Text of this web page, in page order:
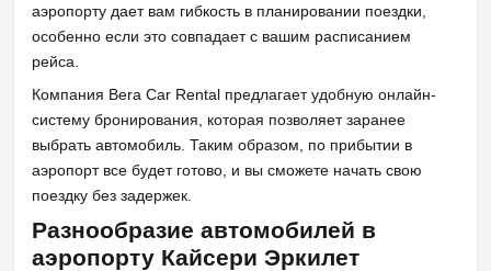
аэропорту дает вам гибкость в планировании поездки,
особенно если это совпадает с вашим расписанием
рейса.
Компания Bera Car Rental предлагает удобную онлайн-
систему бронирования, которая позволяет заранее
выбрать автомобиль. Таким образом, по прибытии в
аэропорт все будет готово, и вы сможете начать свою
поездку без задержек.
Разнообразие автомобилей в
аэропорту Кайсери Эркилет